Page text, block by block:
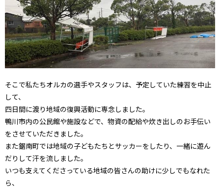
そこで私たちオルカの選手やスタッフは、予定していた練習を中止
して、
四日間に渡り地域の復興活動に専念しました。
鴨川市内の公民館や施設などで、物資の配給や炊き出しのお手伝い
をさせていただきました。
また鋸南町では地域の子どもたちとサッカーをしたり、一緒に遊ん
だりして汗を流しました。
いつも支えてくださっている地域の皆さんの助けに少しでもなれた
ら、